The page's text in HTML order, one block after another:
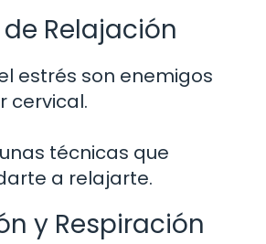
Relajación
estrés son enemigos
cervical.
técnicas que
a relajarte.
y Respiración